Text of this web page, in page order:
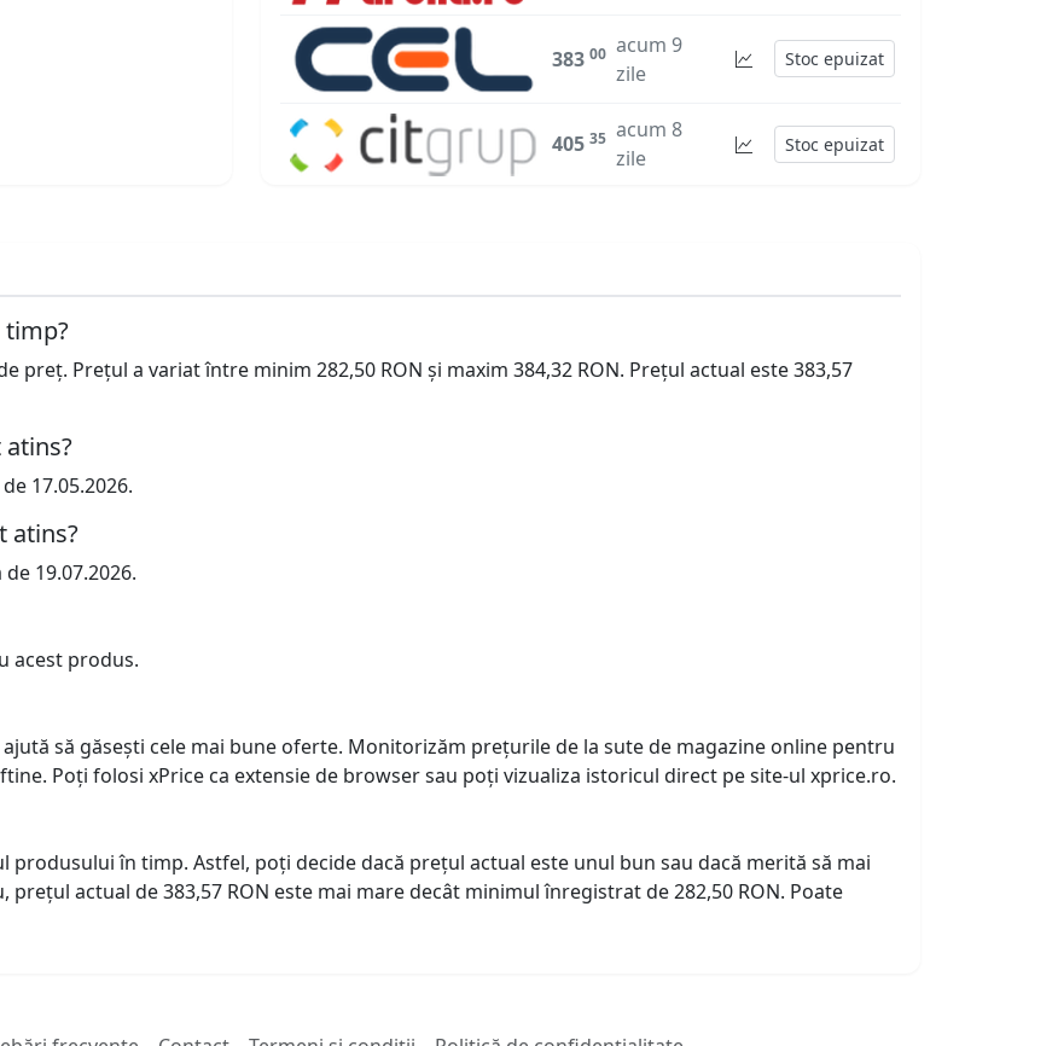
383 00 acum 9
zile
Stoc epuizat
405 35 acum 8
zile
Stoc epuizat
timp?
preț. Prețul a variat între minim 282,50 RON și maxim 384,32 RON. Prețul actual este 383,57
17.05.2026.
atins?
19.07.2026.
acest produs.
să găsești cele mai bune oferte. Monitorizăm prețurile de la sute de magazine online pentru
Poți folosi xPrice ca extensie de browser sau poți vizualiza istoricul direct pe site-ul xprice.ro.
în timp. Astfel, poți decide dacă prețul actual este unul bun sau dacă merită să mai
actual de 383,57 RON este mai mare decât minimul înregistrat de 282,50 RON. Poate